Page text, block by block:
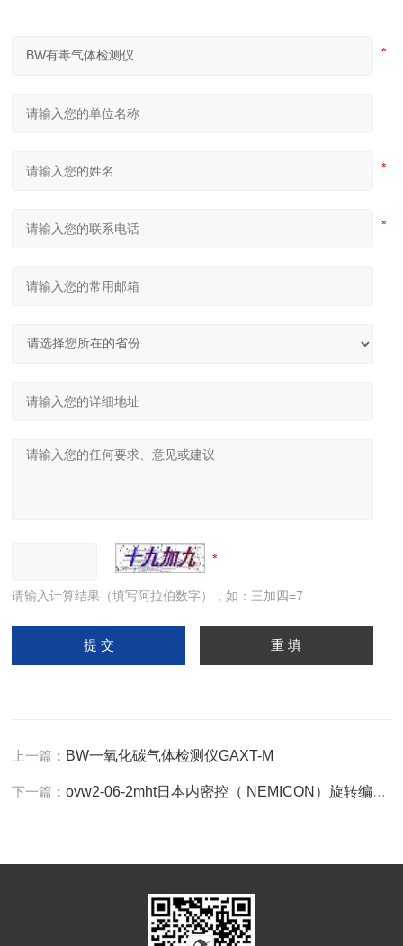
请输入计算结果（填写阿拉伯数字），如：三加四=7
上一篇： BW一氧化碳气体检测仪GAXT-M
下一篇：ovw2-06-2mht日本内密控（ NEMICON）旋转编码器